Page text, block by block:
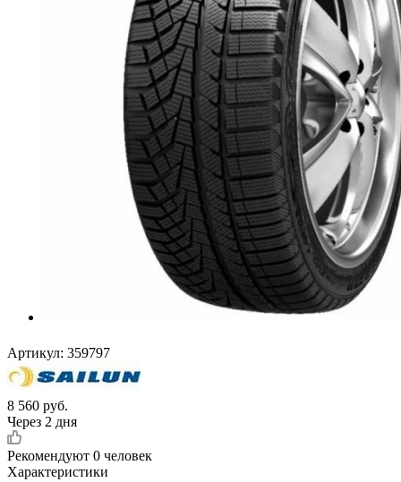
Артикул: 359797
8 560 руб.
Через 2 дня
Рекомендуют 0 человек
Характеристики